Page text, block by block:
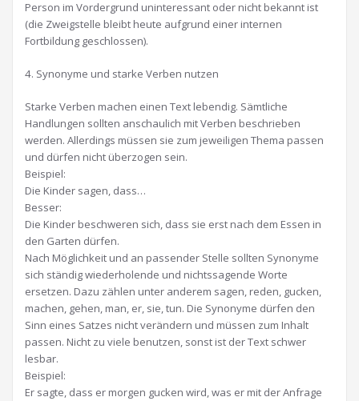
Person im Vordergrund uninteressant oder nicht bekannt ist
(die Zweigstelle bleibt heute aufgrund einer internen
Fortbildung geschlossen).
4. Synonyme und starke Verben nutzen
Starke Verben machen einen Text lebendig. Sämtliche
Handlungen sollten anschaulich mit Verben beschrieben
werden. Allerdings müssen sie zum jeweiligen Thema passen
und dürfen nicht überzogen sein.
Beispiel:
Die Kinder sagen, dass…
Besser:
Die Kinder beschweren sich, dass sie erst nach dem Essen in
den Garten dürfen.
Nach Möglichkeit und an passender Stelle sollten Synonyme
sich ständig wiederholende und nichtssagende Worte
ersetzen. Dazu zählen unter anderem sagen, reden, gucken,
machen, gehen, man, er, sie, tun. Die Synonyme dürfen den
Sinn eines Satzes nicht verändern und müssen zum Inhalt
passen. Nicht zu viele benutzen, sonst ist der Text schwer
lesbar.
Beispiel:
Er sagte, dass er morgen gucken wird, was er mit der Anfrage